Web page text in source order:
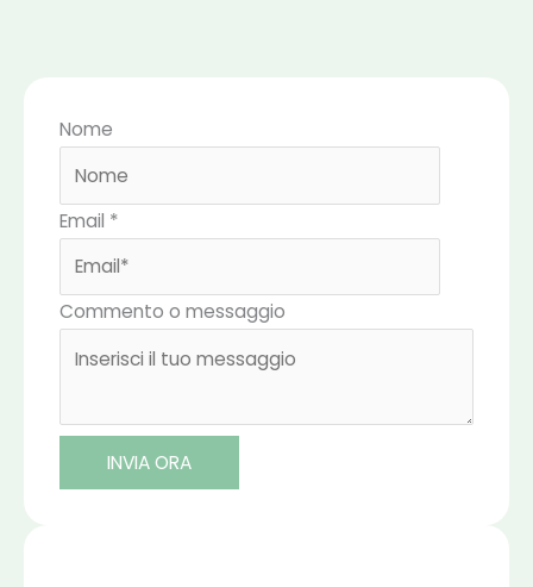
Nome
Email *
Commento o messaggio
INVIA ORA